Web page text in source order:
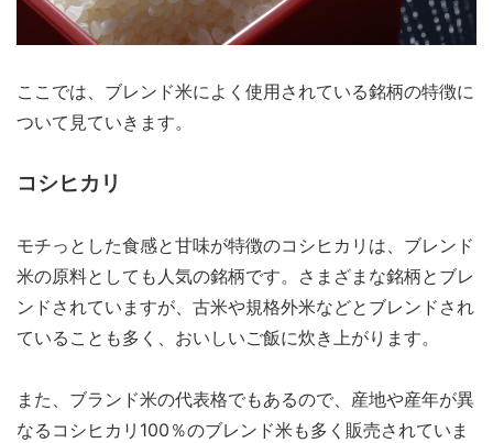
ここでは、ブレンド米によく使用されている銘柄の特徴に
ついて見ていきます。
コシヒカリ
モチっとした食感と甘味が特徴のコシヒカリは、ブレンド
米の原料としても人気の銘柄です。さまざまな銘柄とブレ
ンドされていますが、古米や規格外米などとブレンドされ
ていることも多く、おいしいご飯に炊き上がります。
また、ブランド米の代表格でもあるので、産地や産年が異
なるコシヒカリ100％のブレンド米も多く販売されていま